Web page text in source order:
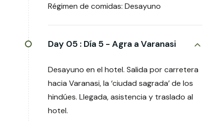
Régimen de comidas: Desayuno
Day 05 : Día 5 - Agra a Varanasi
Desayuno en el hotel. Salida por carretera
hacia Varanasi, la ‘ciudad sagrada’ de los
hindúes. Llegada, asistencia y traslado al
hotel.